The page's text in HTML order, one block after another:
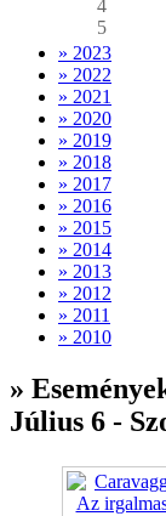
4
5
» 2023
» 2022
» 2021
» 2020
» 2019
» 2018
» 2017
» 2016
» 2015
» 2014
» 2013
» 2012
» 2011
» 2010
»
Július 6 -